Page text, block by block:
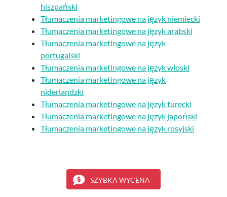
hiszpański
Tłumaczenia marketingowe na język niemiecki
Tłumaczenia marketingowe na język arabski
Tłumaczenia marketingowe na język
portugalski
Tłumaczenia marketingowe na język włoski
Tłumaczenia marketingowe na język
niderlandzki
Tłumaczenia marketingowe na język turecki
Tłumaczenia marketingowe na język japoński
Tłumaczenia marketingowe na język rosyjski
SZYBKA WYCENA